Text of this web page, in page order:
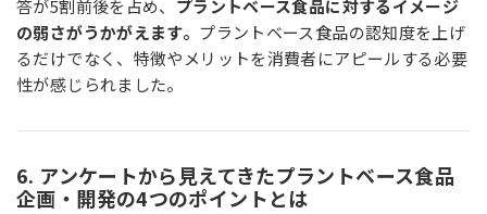
答が5割前後を占め、 プラントベース食品に対するイメージ
の弱さがうかがえます。 プラントベース食品の認知度を上げ
るだけでなく、特徴やメリットを消費者にアピールする必要
性が感じられました。
6. アンケートから見えてきたプラントベース食品
企画・開発の4つのポイントとは